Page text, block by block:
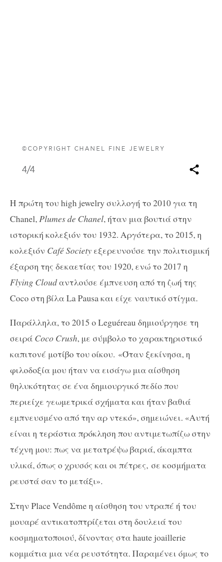
©COPYRIGHT CHANEL FINE JEWELRY
4/4
Η πρώτη του high jewelry συλλογή το 2010 για τη
Chanel, Plumes de Chanel, ήταν μια βουτιά στην
ιστορική κολεξιόν του 1932. Αργότερα, το 2015, η
κολεξιόν Café Societyεξερευνούσε την πολιτισμική
έξαρση της δεκαετίας του 1920, ενώ το 2017 η
Flying Cloudαντλούσε έμπνευση από τη ζωή της
Coco στη βίλα La Pausa και είχε ναυτικό στίγμα.
Παράλληλα, το 2015 ο Leguéreau δημιούργησε τη
σειρά Coco Crush, με σύμβολο το χαρακτηριστικό
καπιτονέ μοτίβο του οίκου. «Όταν ξεκίνησα, η
φιλοδοξία μου ήταν να εισάγω μια αίσθηση
θηλυκότητας σε ένα δημιουργικό πεδίο που
περιείχε γεωμετρικά σχήματα και ήταν βαθιά
εμπνευσμένο από την αρ ντεκό», σημειώνει. «Αυτή
είναι η τεράστια πρόκληση που αντιμετωπίζω στην
τέχνη μου: πως να μετατρέψω βαριά, άκαμπτα
υλικά, όπως ο χρυσός και οι πέτρες, σε κοσμήματα
ρευστά σαν το μετάξι».
Στην Place Vendôme η αίσθηση του ντραπέ ή του
μουαρέ αντικατοπτρίζεται στη δουλειά του
κοσμηματοποιού, δίνοντας στα haute joaillerie
κομμάτια μια νέα ρευστότητα. Παραμένει όμως το